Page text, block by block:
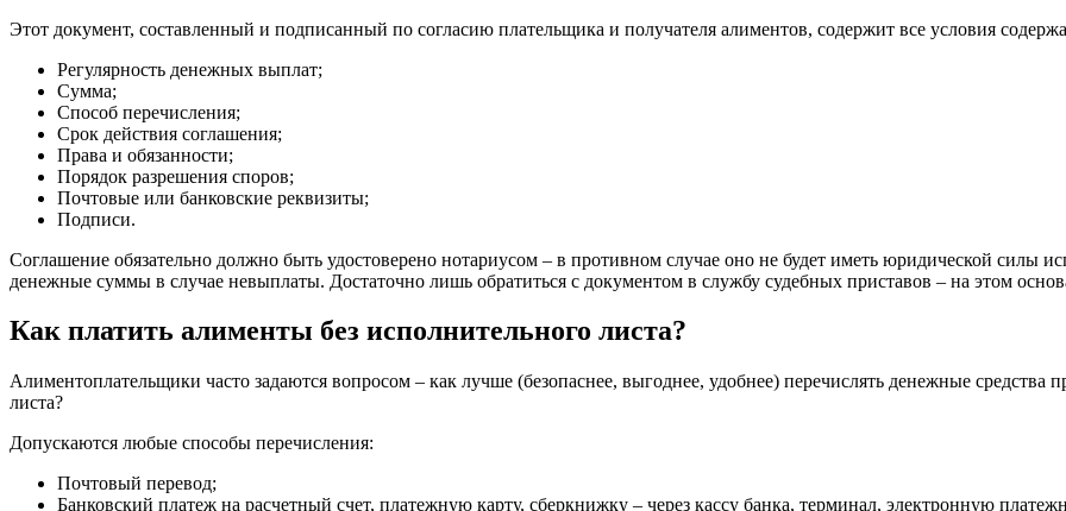
Этот документ, составленный и подписанный по согласию плательщика и получателя алиментов, содержит все условия
Регулярность денежных выплат;
Сумма;
Способ перечисления;
Срок действия соглашения;
Права и обязанности;
Порядок разрешения споров;
Почтовые или банковские реквизиты;
Подписи.
Соглашение обязательно должно быть удостоверено нотариусом – в противном случае оно не будет иметь юридической силы
денежные суммы в случае невыплаты. Достаточно лишь обратиться с документом в службу судебных приставов – на этом
Как платить алименты без исполнительного листа?
Алиментоплательщики часто задаются вопросом – как лучше (безопаснее, выгоднее, удобнее) перечислять денежные средства
листа?
Допускаются любые способы перечисления:
Почтовый перевод;
Банковский платеж на расчетный счет, платежную карту, сберкнижку – через кассу банка, терминал, электронную